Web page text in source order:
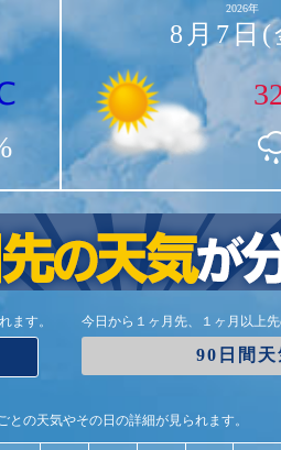
2026年
8月7日(
ます。 今日から１ヶ月先、１ヶ月以上先
90日間天
との天気やその日の詳細が見られます。